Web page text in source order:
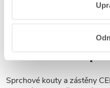
Tvrzené
Sprchové kouty a zástěny